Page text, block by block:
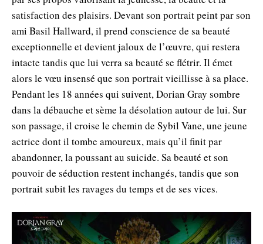
satisfaction des plaisirs. Devant son portrait peint par son
ami Basil Hallward, il prend conscience de sa beauté
exceptionnelle et devient jaloux de l’œuvre, qui restera
intacte tandis que lui verra sa beauté se flétrir. Il émet
alors le vœu insensé que son portrait vieillisse à sa place.
Pendant les 18 années qui suivent, Dorian Gray sombre
dans la débauche et sème la désolation autour de lui. Sur
son passage, il croise le chemin de Sybil Vane, une jeune
actrice dont il tombe amoureux, mais qu’il finit par
abandonner, la poussant au suicide. Sa beauté et son
pouvoir de séduction restent inchangés, tandis que son
portrait subit les ravages du temps et de ses vices.